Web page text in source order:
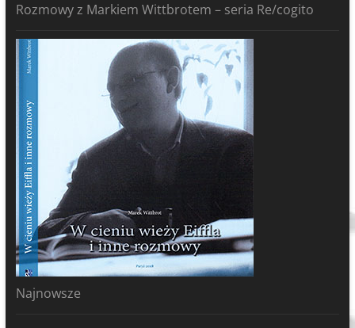
Rozmowy z Markiem Wittbrotem – seria Re/cogito
Najnowsze